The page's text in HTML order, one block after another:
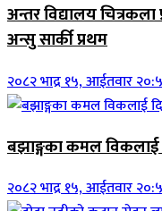
अन्तर विद्यालय चित्रकला
अन्सु सार्की प्रथम
२०८२ भाद्र १५, आईतवार
बझाङ्गका कमल
२०८२ भाद्र १५, आईतवार